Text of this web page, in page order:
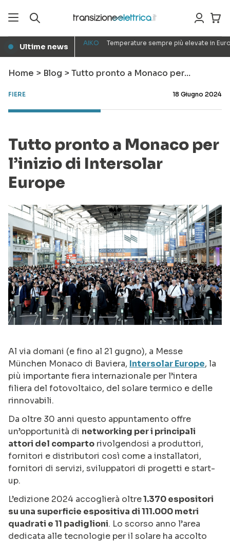
● Ultime news AIKO Temperature sempre più elevate in
Home > Blog > Tutto pronto a Monaco per…
FIERE 18 Giugno 2024
Tutto pronto a Monaco per
l’inizio di Intersolar
Europe
Al via domani (e fino al 21 gugno), a Messe
München Monaco di Baviera, Intersolar Europe, la
più importante fiera internazionale per l’intera
filiera del fotovoltaico, del solare termico e delle
rinnovabili.
Da oltre 30 anni questo appuntamento offre
un’opportunità di networking per i principali
attori del comparto rivolgendosi a produttori,
fornitori e distributori così come a installatori,
fornitori di servizi, sviluppatori di progetti e start-
up.
L’edizione 2024 accoglierà oltre1.370 espositori
su una superficie espositiva di 111.000 metri
quadrati e 11 padiglioni. Lo scorso anno l’area
dedicata alle tecnologie per il solare ha accolto